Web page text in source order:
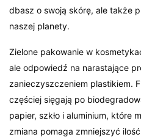
dbasz o swoją skórę, ale także
naszej planety.
Zielone pakowanie w
ale odpowiedź na narastające
zanieczyszczeniem plastikiem.
częściej sięgają po
papier, szkło i aluminium, które
zmiana pomaga zmniejszyć